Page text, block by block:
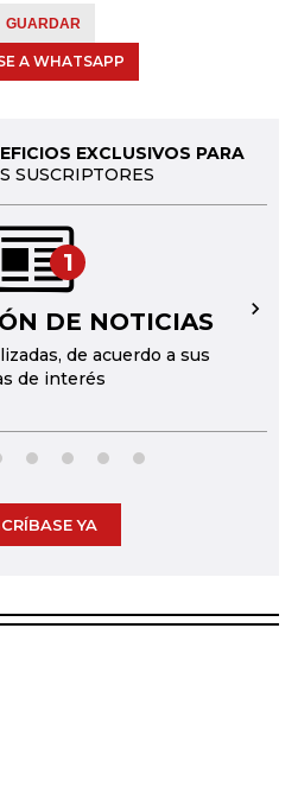
GUARDAR
A WHATSAPP
EXCLUSIVOS PARA
SUSCRIPTORES
1
DE NOTICIAS
de acuerdo a sus
de interés
→
YA